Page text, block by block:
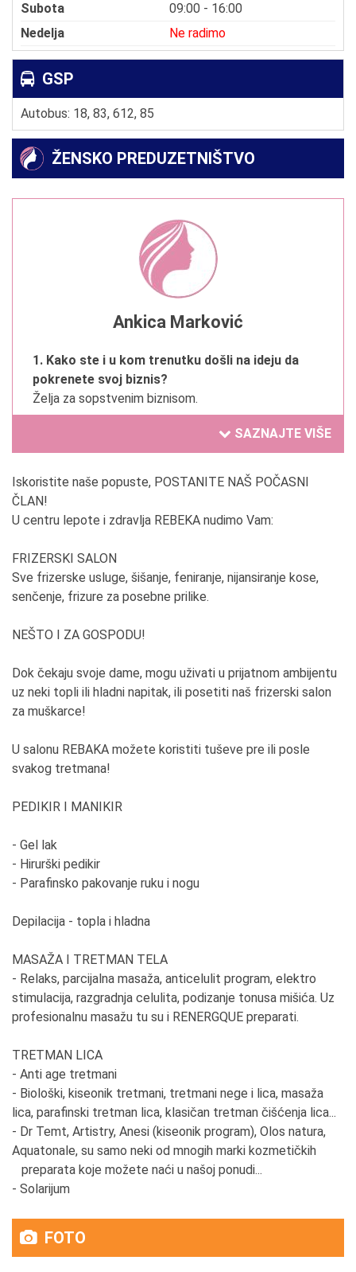
Subota
09:00 - 16:00
Nedelja
Ne radimo
GSP
Autobus: 18, 83, 612, 85
ŽENSKO PREDUZETNIŠTVO
Ankica Marković
1. Kako ste i u kom trenutku došli na ideju da
pokrenete svoj biznis?
Želja za sopstvenim biznisom.
2. Da li ste oduvek želeli da se bavite trenutnom
delatnošću?
Jesam.
3. Čime se ponosite u Vašem poslovanju?
Godine postojanja i poslovanja su iza nas.
4. Koja je tajna Vašeg uspeha? (navedite tri
osobine, ponašanja ,verovanja ili sposobnosti)
Korektnost i kvalitet usluga.
Vam je najveća podrška?
Prvenstveno porodica a onda i korektan olektiv.
Danas je teško predvideti.
7. Da li imate uzore koji su Vas motivisali ili
motivišu za dalji rad?
8. Čega ste morali da se odreknete?
Nisam osnovala privatni posao da bih se odricala,
već da napredujem.
9. Šta je to što Vas je vuklo napred i kako ste se
motivisali i kada dođu loša vremena?
Posle lošeg dodje dobro.
10. Zbog čega je bolje da žena bude
preduzetnica nego da bude zaposlena u nekoj
firmi?
Sve ima svoje prednosti i mane.
11. Kako biste posavetovali nove preduzetnice ili
mlađu Vas da možete?
Ne bih ništa menjala.
12. Na skali od 1-10 koliko je izazovno biti žena
preduzetnica u Srbiji? (ili to što ste u “muškoj
delatnosti”)
10.
SAZNAJTE VIŠE
Iskoristite naše popuste, POSTANITE NAŠ POČASNI
ČLAN!
U centru lepote i zdravlja REBEKA nudimo Vam:
FRIZERSKI SALON
Sve frizerske usluge, šišanje, feniranje, nijansiranje kose,
senčenje, frizure za posebne prilike.
NEŠTO I ZA GOSPODU!
Dok čekaju svoje dame, mogu uživati u prijatnom ambijentu
uz neki topli ili hladni napitak, ili posetiti naš frizerski salon
za muškarce!
U salonu REBAKA možete koristiti tuševe pre ili posle
svakog tretmana!
PEDIKIR I MANIKIR
- Gel lak
- Hirurški pedikir
- Parafinsko pakovanje ruku i nogu
Depilacija - topla i hladna
MASAŽA I TRETMAN TELA
- Relaks, parcijalna masaža, anticelulit program, elektro
stimulacija, razgradnja celulita, podizanje tonusa mišića. Uz
profesionalnu masažu tu su i RENERGQUE preparati.
TRETMAN LICA
- Anti age tretmani
- Biološki, kiseonik tretmani, tretmani nege i lica, masaža
lica, parafinski tretman lica, klasičan tretman čišćenja lica...
- Dr Temt, Artistry, Anesi (kiseonik program), Olos natura,
Aquatonale, su samo neki od mnogih marki kozmetičkih
preparata koje možete naći u našoj ponudi...
- Solarijum
FOTO